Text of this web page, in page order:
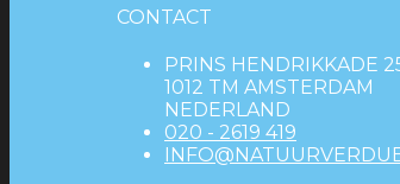
CONTACT
PRINS HENDRIKKADE
1012 TM AMSTERDAM
NEDERLAND
020 - 2619 419